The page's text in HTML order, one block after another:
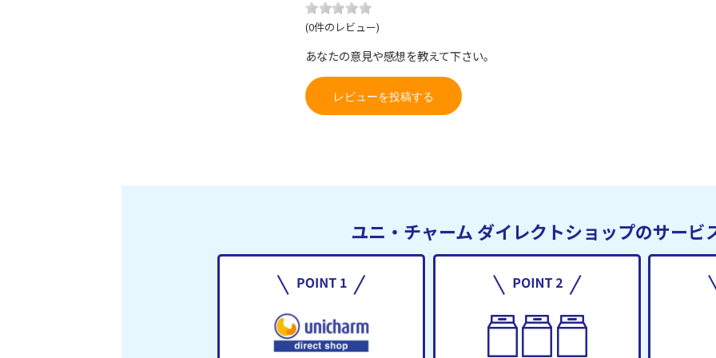
(0件のレビュー)
あなたの意見や感想を教えて下さい。
レビューを投稿する
ユニ・チャーム ダイレクトショップのサービ